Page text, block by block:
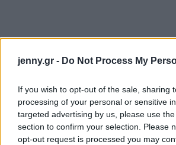
jenny.gr - Do Not Process My
If you wish to opt-out of the sale, sharing
processing of your personal or sensitive
targeted advertising by us, please use
section to confirm your selection. Please
opt-out request is processed you may